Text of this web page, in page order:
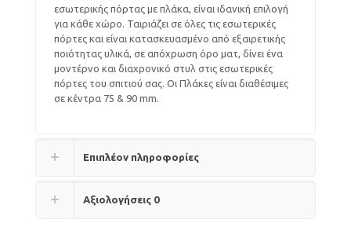
εσωτερικής πόρτας με πλάκα, είναι ιδανική επιλογή
για κάθε χώρο. Ταιριάζει σε όλες τις εσωτερικές
πόρτες και είναι κατασκευασμένο από εξαιρετικής
ποιότητας υλικά, σε απόχρωση όρο ματ, δίνει ένα
μοντέρνο και διαχρονικό στυλ στις εσωτερικές
πόρτες του σπιτιού σας. Οι Πλάκες είναι διαθέσιμες
σε κέντρα 75 & 90 mm.
Επιπλέον πληροφορίες
Αξιολογήσεις 0